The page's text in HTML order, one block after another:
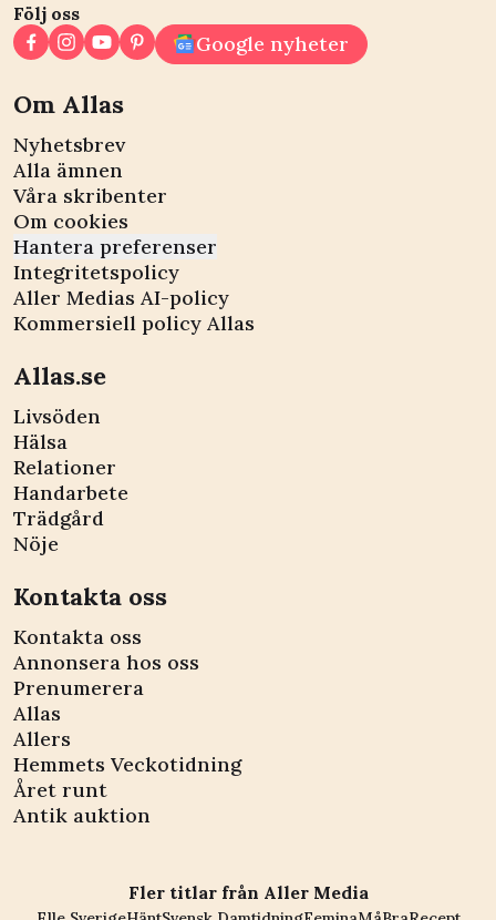
Följ oss
Google nyheter
Om Allas
Nyhetsbrev
Alla ämnen
Våra skribenter
Om cookies
Hantera preferenser
Integritetspolicy
Aller Medias AI-policy
Kommersiell policy Allas
Allas.se
Livsöden
Hälsa
Relationer
Handarbete
Trädgård
Nöje
Kontakta oss
Kontakta oss
Annonsera hos oss
Prenumerera
Allas
Allers
Hemmets Veckotidning
Året runt
Antik auktion
Fler titlar från Aller Media